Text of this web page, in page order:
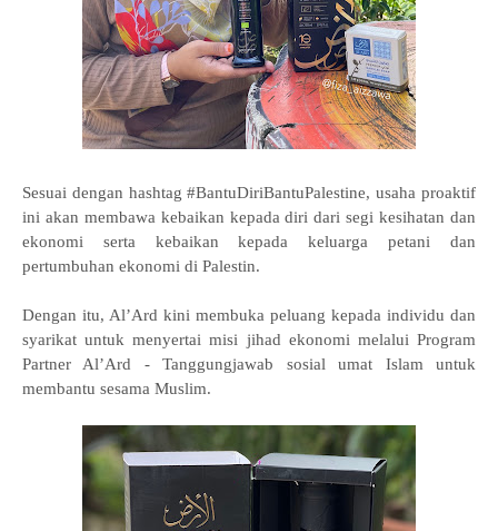
Sesuai dengan hashtag #BantuDiriBantuPalestine, usaha proaktif
ini akan membawa kebaikan kepada diri dari segi kesihatan dan
ekonomi serta kebaikan kepada keluarga petani dan
pertumbuhan ekonomi di Palestin.
Dengan itu, Al’Ard kini membuka peluang kepada individu dan
syarikat untuk menyertai misi jihad ekonomi melalui Program
Partner Al’Ard - Tanggungjawab sosial umat Islam untuk
membantu sesama Muslim.